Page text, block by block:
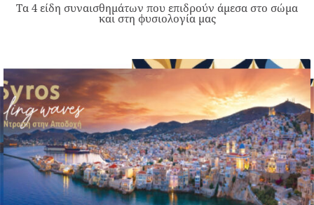
Τα 4 είδη συναισθημάτων που επιδρούν άμεσα στο σώμα
και στη φυσιολογία μας